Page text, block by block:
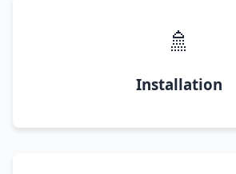
🚿
Installation